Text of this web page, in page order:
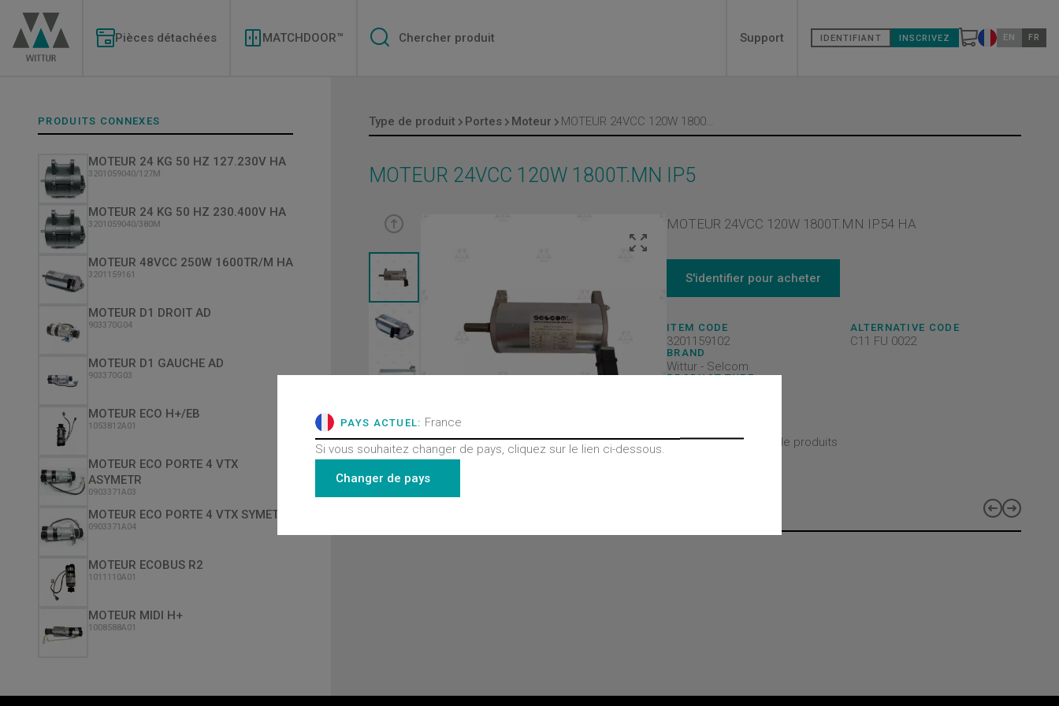
contenu
principal
Pièces détachées
MATCHDOOR™
Secondary
Support IDENTIFIANT INSCRIVEZ Changer de
EN FR
Type de produit Portes Moteur MOTEUR 24VCC 120W 1800T.MN IP5
MOTEUR 24VCC 120W 1800T.MN IP5
MOTEUR 24VCC 120W 1800T.MN IP54 HA
S'identifier pour acheter
ITEM CODE
3201159102
BRAND
Wittur - Selcom
PRODUCT TYPE
Toutes les gammes de produits
ALTERNATIVE CODE
C11 FU 0022
PRODUITS CONNEXES
MOTEUR 24 KG 50 HZ 127.230V HA
3201059040/127M
MOTEUR 24 KG 50 HZ 230.400V HA
3201059040/380M
MOTEUR 48VCC 250W 1600TR/M HA
3201159161
MOTEUR D1 DROIT AD
903370G04
MOTEUR D1 GAUCHE AD
903370G03
MOTEUR ECO H+/EB
1053812A01
MOTEUR ECO PORTE 4 VTX
ASYMETR
0903371A03
MOTEUR ECO PORTE 4 VTX SYMETRI
0903371A04
MOTEUR ECOBUS R2
1011110A01
MOTEUR MIDI H+
1008588A01
PAYS ACTUEL: France
Si vous souhaitez changer de pays, cliquez sur le lien ci-dessous.
Changer de pays